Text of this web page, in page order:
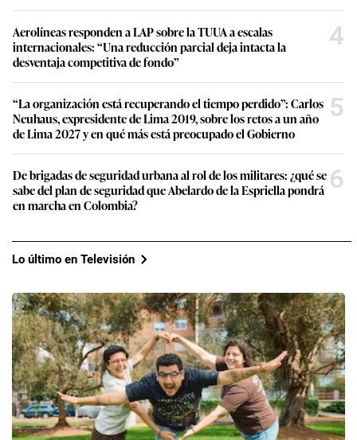
Aerolíneas responden a LAP sobre la TUUA a escalas
internacionales: “Una reducción parcial deja intacta la
desventaja competitiva de fondo”
4
“La organización está recuperando el tiempo perdido”: Carlos
Neuhaus, expresidente de Lima 2019, sobre los retos a un año
de Lima 2027 y en qué más está preocupado el Gobierno
5
De brigadas de seguridad urbana al rol de los militares: ¿qué se
sabe del plan de seguridad que Abelardo de la Espriella pondrá
en marcha en Colombia?
6
Lo último en Televisión